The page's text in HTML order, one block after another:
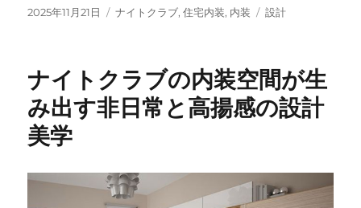
投
2025年11月21日
カ
ー
ナイトクラブ,住宅内装, 内装
タ
設計
ナイトクラブの内装空間が生
み出す非日常と高揚感の設計
美学